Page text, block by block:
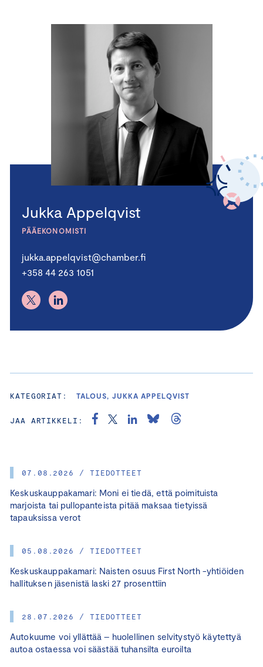
07.08.2026 / TIEDOTTEET
Keskuskauppakamari: Moni ei tiedä, että poimituista
marjoista tai pullopanteista pitää maksaa tietyissä
tapauksissa verot
05.08.2026 / TIEDOTTEET
Keskuskauppakamari: Naisten osuus First North -yhtiöiden
hallituksen jäsenistä laski 27 prosenttiin
28.07.2026 / TIEDOTTEET
Autokuume voi yllättää – huolellinen selvitystyö käytettyä
autoa ostaessa voi säästää tuhansilta euroilta
Jukka Appelqvist
PÄÄEKONOMISTI
jukka.appelqvist@chamber.fi
+358 44 263 1051
KATEGORIAT: TALOUS, JUKKA APPELQVIST
JAA ARTIKKELI: